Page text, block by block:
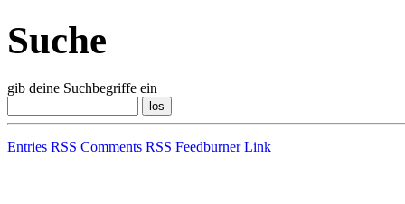
Suche
gib deine Suchbegriffe ein
Entries RSS Comments RSS Feedburner Link